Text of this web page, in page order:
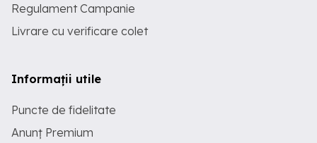
Regulament Campanie
Livrare cu verificare colet
Informații utile
Puncte de fidelitate
Anunț Premium